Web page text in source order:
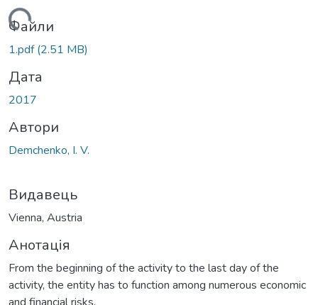
Вантажиться...
Файли
1.pdf(2.51 MB)
Дата
2017
Автори
Demchenko, I. V.
Видавець
Vienna, Austria
Анотація
From the beginning of the activity to the last day of the
activity, the entity has to function among numerous economic